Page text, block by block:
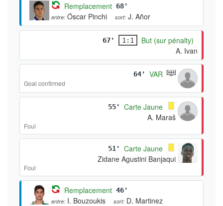
Remplacement 68'
entre: Óscar Pinchi sort: J. Añor
67' 1:1
But (sur pénalty)
A. Ivan
64' VAR
Goal confirmed
55'
Carte Jaune
A. Maraš
Foul
51'
Carte Jaune
Zidane Agustini Banjaqui
Foul
Remplacement 46'
entre: I. Bouzoukis sort: D. Martinez